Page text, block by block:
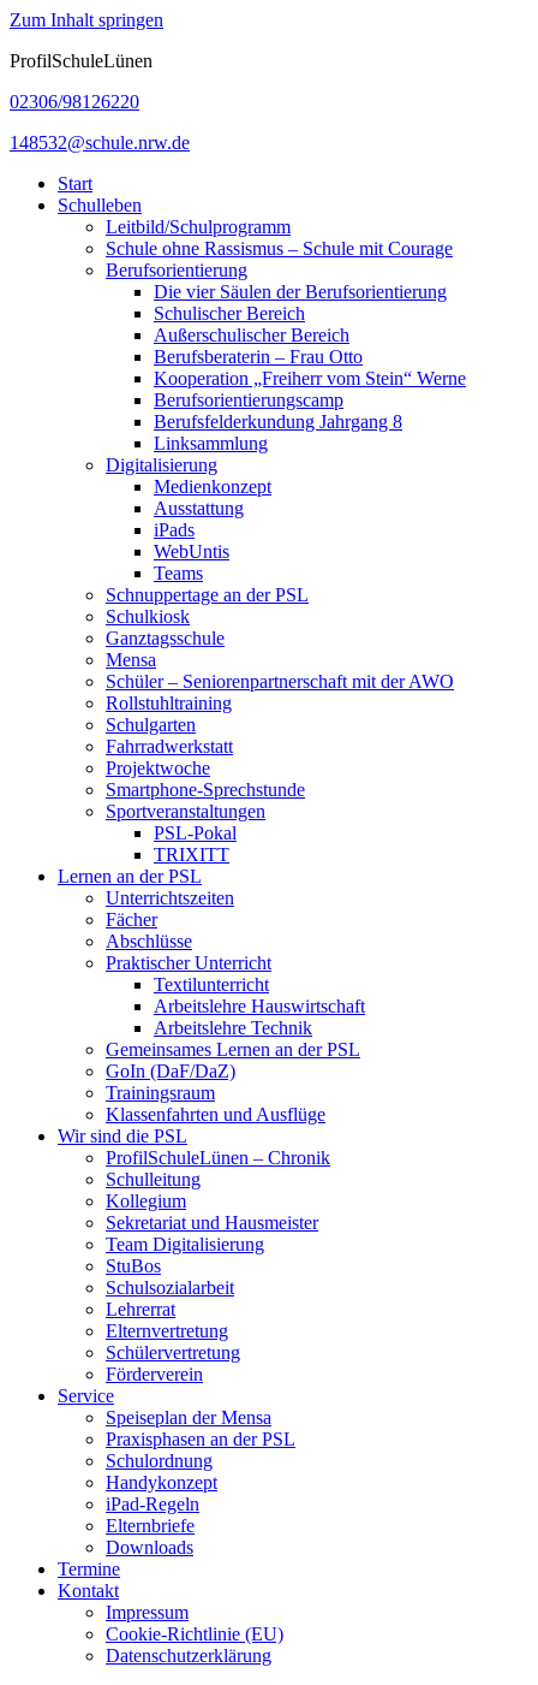
Zum Inhalt springen
ProfilSchuleLünen
02306/98126220
148532@schule.nrw.de
Start
Schulleben
Leitbild/Schulprogramm
Schule ohne Rassismus – Schule mit Courage
Berufsorientierung
Die vier Säulen der Berufsorientierung
Schulischer Bereich
Außerschulischer Bereich
Berufsberaterin – Frau Otto
Kooperation „Freiherr vom Stein“ Werne
Berufsorientierungscamp
Berufsfelderkundung Jahrgang 8
Linksammlung
Digitalisierung
Medienkonzept
Ausstattung
iPads
WebUntis
Teams
Schnuppertage an der PSL
Schulkiosk
Ganztagsschule
Mensa
Schüler – Seniorenpartnerschaft mit der AWO
Rollstuhltraining
Schulgarten
Fahrradwerkstatt
Projektwoche
Smartphone-Sprechstunde
Sportveranstaltungen
PSL-Pokal
TRIXITT
Lernen an der PSL
Unterrichtszeiten
Fächer
Abschlüsse
Praktischer Unterricht
Textilunterricht
Arbeitslehre Hauswirtschaft
Arbeitslehre Technik
Gemeinsames Lernen an der PSL​
GoIn (DaF/DaZ)
Trainingsraum
Klassenfahrten und Ausflüge
Wir sind die PSL
ProfilSchuleLünen – Chronik
Schulleitung
Kollegium
Sekretariat und Hausmeister
Team Digitalisierung
StuBos
Schulsozialarbeit
Lehrerrat
Elternvertretung
Schülervertretung
Förderverein
Service
Speiseplan der Mensa
Praxisphasen an der PSL
Schulordnung
Handykonzept
iPad-Regeln
Elternbriefe
Downloads
Termine
Kontakt
Impressum
Cookie-Richtlinie (EU)
Datenschutzerklärung